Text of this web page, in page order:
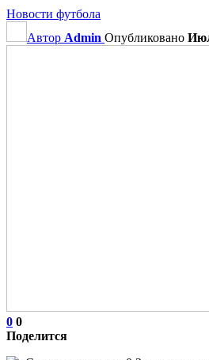
Новости футбола
Автор Admin Опубликовано
0 0
Поделится